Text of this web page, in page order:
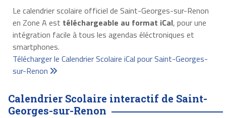
Le calendrier scolaire officiel de Saint-Georges-sur-Renon
en Zone A est téléchargeable au format iCal, pour une
intégration facile à tous les agendas éléctroniques et
smartphones.
Télécharger le Calendrier Scolaire iCal pour Saint-Georges-
sur-Renon
Calendrier Scolaire interactif de Saint-
Georges-sur-Renon